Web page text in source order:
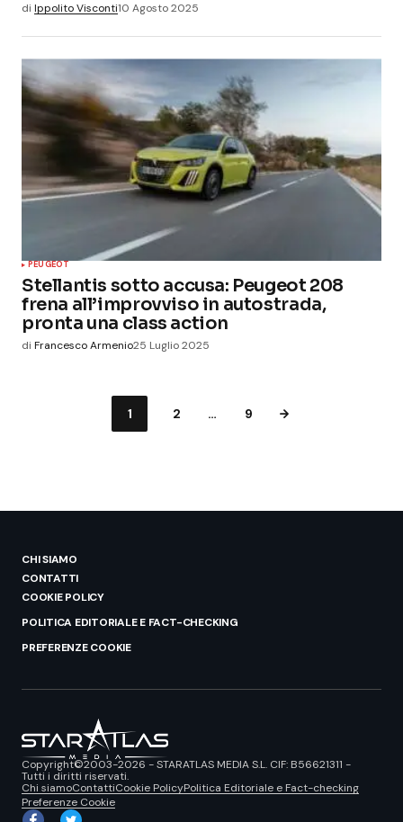
di Ippolito Visconti10 Agosto 2025
PEUGEOT
Stellantis sotto accusa: Peugeot 208
frena all’improvviso in autostrada,
pronta una class action
di Francesco Armenio25 Luglio 2025
1 2 … 9
CHI SIAMO
CONTATTI
COOKIE POLICY
POLITICA EDITORIALE E FACT-CHECKING
PREFERENZE COOKIE
Copyright©2003-2026 - STARATLAS MEDIA S.L. CIF: B56621311 -
Tutti i diritti riservati.
Chi siamoContattiCookie PolicyPolitica Editoriale e Fact-checking
Preferenze Cookie